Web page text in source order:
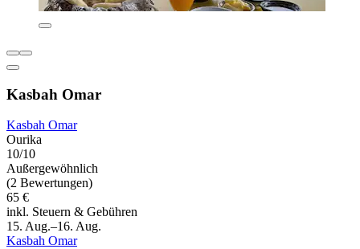
Kasbah Omar
Kasbah Omar
Ourika
10/10
Außergewöhnlich
(2 Bewertungen)
65 €
inkl. Steuern & Gebühren
15. Aug.–16. Aug.
Kasbah Omar